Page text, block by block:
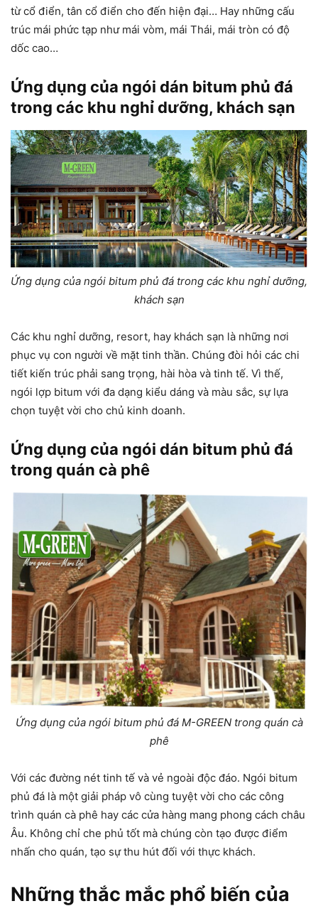
từ cổ điển, tân cổ điển cho đến hiện đại… Hay những cấu
trúc mái phức tạp như mái vòm, mái Thái, mái tròn có độ
dốc cao…
Ứng dụng của ngói dán bitum phủ đá
trong các khu nghỉ dưỡng, khách sạn
Ứng dụng của ngói bitum phủ đá trong các khu nghỉ dưỡng,
khách sạn
Các khu nghỉ dưỡng, resort, hay khách sạn là những nơi
phục vụ con người về mặt tinh thần. Chúng đòi hỏi các chi
tiết kiến trúc phải sang trọng, hài hòa và tinh tế. Vì thế,
ngói lợp bitum với đa dạng kiểu dáng và màu sắc, sự lựa
chọn tuyệt vời cho chủ kinh doanh.
Ứng dụng của ngói dán bitum phủ đá
trong quán cà phê
Ứng dụng của ngói bitum phủ đá M-GREEN trong quán cà
phê
Với các đường nét tinh tế và vẻ ngoài độc đáo. Ngói bitum
phủ đá là một giải pháp vô cùng tuyệt vời cho các công
trình quán cà phê hay các cửa hàng mang phong cách châu
Âu. Không chỉ che phủ tốt mà chúng còn tạo được điểm
nhấn cho quán, tạo sự thu hút đối với thực khách.
Những thắc mắc phổ biến của